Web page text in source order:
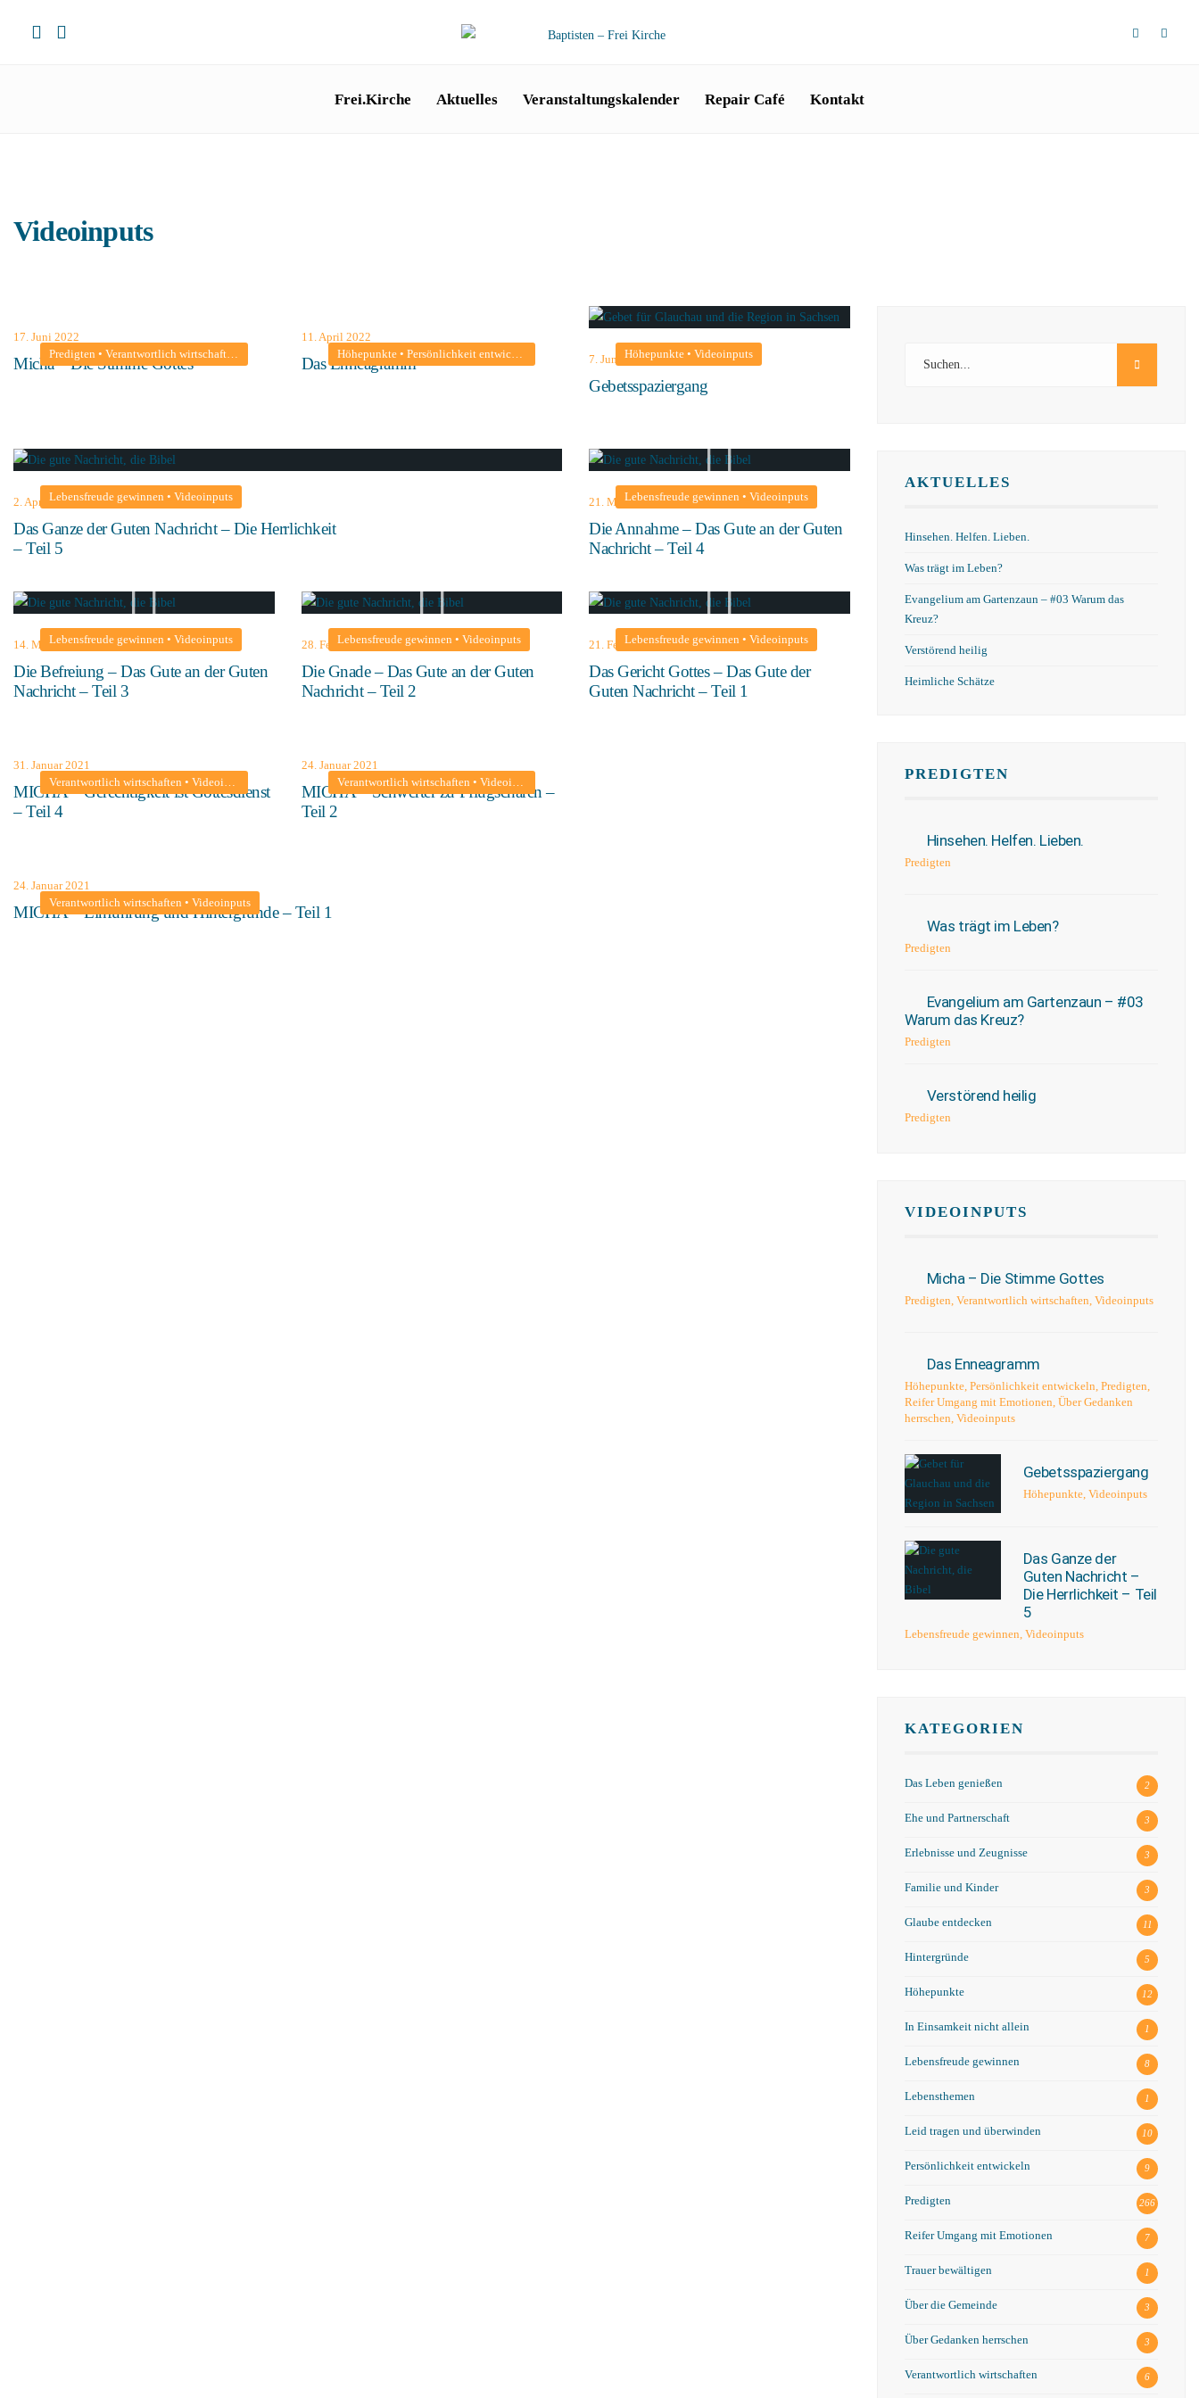
Frei.Kirche Aktuelles Veranstaltungskalender Repair Café Kontakt
Videoinputs
Predigten • Verantwortlich wirtschaften
17. Juni 2022
Micha – Die Stimme Gottes
Höhepunkte• Persönlichkeit entwickeln • Reifer Umgang mit Emotionen•
11. April 2022
Das Enneagramm
Höhepunkte •Videoinputs
7. Juni 2021
Gebetsspaziergang
Lebensfreude gewinnen • Videoinputs
2. April 2021
Das Ganze der Guten Nachricht – Die Herrlichkeit
– Teil 5
Lebensfreude gewinnen •Videoinputs
21. März 2021
Die Annahme – Das Gute an der Guten
Nachricht – Teil 4
Lebensfreude gewinnen • Videoinputs
14. März 2021
Die Befreiung – Das Gute an der Guten
Nachricht – Teil 3
Lebensfreude gewinnen • Videoinputs
28. Februar 2021
Die Gnade – Das Gute an der Guten
Nachricht – Teil 2
Lebensfreude gewinnen •Videoinputs
21. Februar 2021
Das Gericht Gottes – Das Gute der
Guten Nachricht – Teil 1
Verantwortlich wirtschaften • Videoinputs
31. Januar 2021
MICHA – Gerechtigkeit ist Gottesdienst
– Teil 4
Verantwortlich wirtschaften • Videoinputs
24. Januar 2021
MICHA – Schwerter zu Pflugscharen –
Teil 2
Verantwortlich wirtschaften • Videoinputs
24. Januar 2021
MICHA – Einführung und Hintergründe – Teil 1
AKTUELLES
Hinsehen. Helfen. Lieben.
Was trägt im Leben?
Evangelium am Gartenzaun – #03 Warum das
Kreuz?
Verstörend heilig
Heimliche Schätze
PREDIGTEN
Hinsehen. Helfen. Lieben.
Predigten
Was trägt im Leben?
Predigten
Evangelium am Gartenzaun – #03
Warum das Kreuz?
Predigten
Verstörend heilig
Predigten
VIDEOINPUTS
Micha – Die Stimme Gottes
Predigten, Verantwortlich wirtschaften, Videoinputs
Das Enneagramm
Höhepunkte, Persönlichkeit entwickeln, Predigten,
Reifer Umgang mit Emotionen, Über Gedanken
herrschen, Videoinputs
Gebetsspaziergang
Höhepunkte, Videoinputs
Das Ganze der
Guten Nachricht –
Die Herrlichkeit – Teil
5
Lebensfreude gewinnen, Videoinputs
KATEGORIEN
Das Leben genießen 2
Ehe und Partnerschaft 3
Erlebnisse und Zeugnisse 3
Familie und Kinder 3
Glaube entdecken 11
Hintergründe 5
Höhepunkte 12
In Einsamkeit nicht allein 1
Lebensfreude gewinnen 8
Lebensthemen 1
Leid tragen und überwinden 10
Persönlichkeit entwickeln 9
Predigten 266
Reifer Umgang mit Emotionen 7
Trauer bewältigen 1
Über die Gemeinde 3
Über Gedanken herrschen 3
Verantwortlich wirtschaften 6